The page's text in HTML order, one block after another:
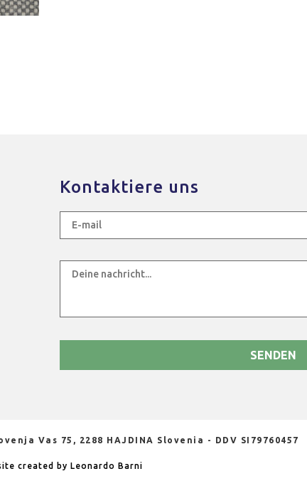
Kontaktiere uns
Vas 75, 2288 HAJDINA Slovenia - DDV SI79760457
created by Leonardo Barni